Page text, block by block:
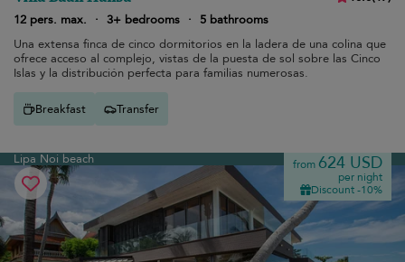
12 pers. max.
· 3+ bedrooms ·
5 bathrooms
Una extensa finca de cinco dormitorios en la ladera de una colina que
ofrece acceso al complejo, vistas de la puesta de sol sobre las Cinco
Islas y la distribución perfecta para familias numerosas.
Breakfast Transfer
Lipa Noi beach from 624 USD
per night
Discount -10%